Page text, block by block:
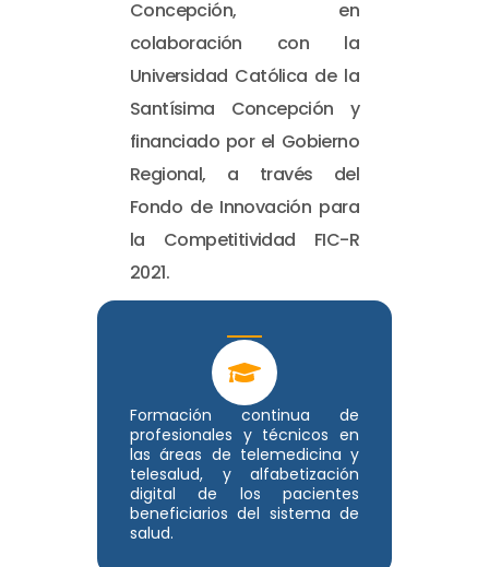
Formación continua de
profesionales y técnicos en
las áreas de telemedicina y
telesalud, y alfabetización
digital de los pacientes
beneficiarios del sistema de
salud.
Concepción, en
colaboración con la
Universidad Católica de la
Santísima Concepción y
financiado por el Gobierno
Regional, a través del
Fondo de Innovación para
la Competitividad FIC-R
2021.